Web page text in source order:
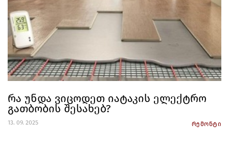
რა უნდა ვიცოდეთ იატაკის ელექტრო
გათბობის შესახებ?
13. 09. 2025 რემონტი